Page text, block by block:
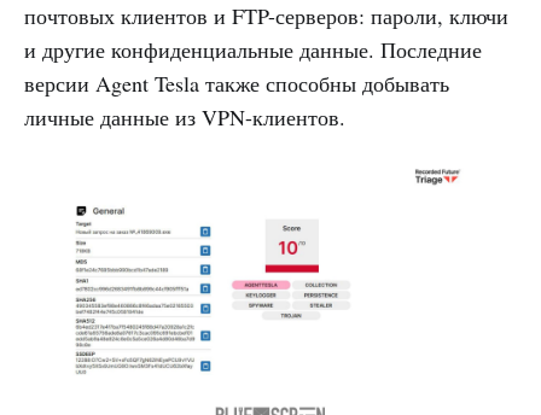
почтовых клиентов и FTP-серверов: пароли, ключи
и другие конфиденциальные данные. Последние
версии Agent Tesla также способны добывать
личные данные из VPN-клиентов.